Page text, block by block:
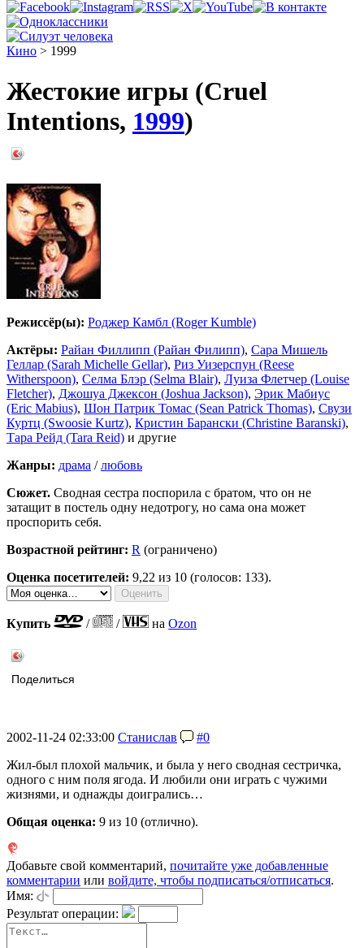
Кино > 1999
Жестокие игры (Cruel
Intentions, 1999)
Режиссёр(ы): Роджер Камбл (Roger Kumble)
Актёры: Райан Филлипп (Райан Филипп), Сара Мишель
Геллар (Sarah Michelle Gellar), Риз Уизерспун (Reese
Witherspoon), Селма Блэр (Selma Blair), Луиза Флетчер (Louise
Fletcher), Джошуа Джексон (Joshua Jackson), Эрик Мабиус
(Eric Mabius), Шон Патрик Томас (Sean Patrick Thomas), Свузи
Куртц (Swoosie Kurtz), Кристин Барански (Christine Baranski),
Тара Рейд (Tara Reid) и другие
Жанры: драма /любовь
Сюжет. Сводная сестра поспорила с братом, что он не
затащит в постель одну недотрогу, но сама она может
проспорить себя.
Возрастной рейтинг: R (ограничено)
Оценка посетителей: 9,22 из 10 (голосов: 133).
Купить / / наOzon
Поделиться
2002-11-24 02:33:00 Станислав
#0
Жил-был плохой мальчик, и была у него сводная сестричка,
одного с ним поля ягода. И любили они играть с чужими
жизнями, и однажды доигрались…
Общая оценка: 9 из 10 (отлично).
Добавьте свой комментарий, почитайте уже добавленные
комментарии или войдите, чтобы подписаться/отписаться.
Имя:
Результат операции: